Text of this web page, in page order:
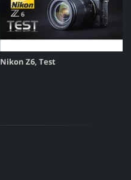
Nikon Z6, Test